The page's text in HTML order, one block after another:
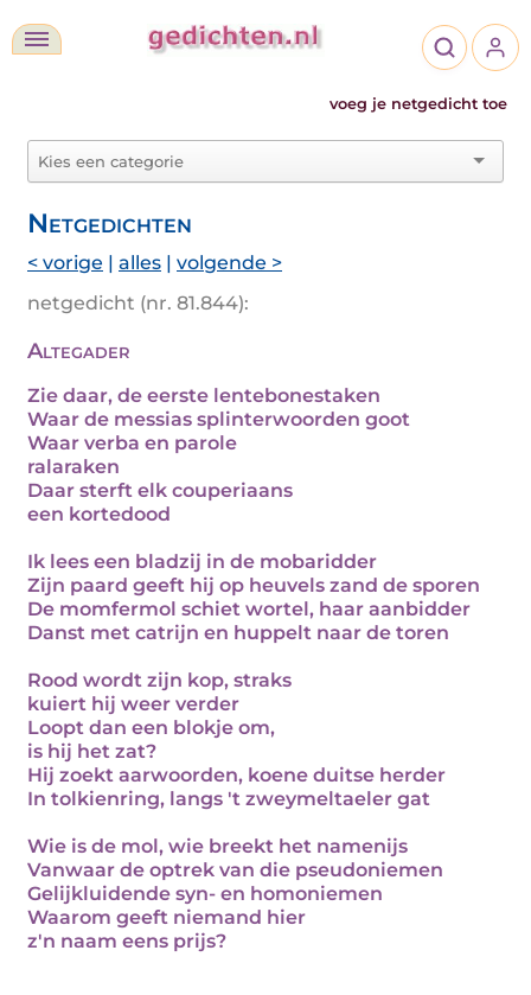
voeg je netgedicht toe
Netgedichten
< vorige | alles | volgende >
netgedicht (nr. 81.844):
Altegader
Zie daar, de eerste lentebonestaken
Waar de messias splinterwoorden goot
Waar verba en parole
ralaraken
Daar sterft elk couperiaans
een kortedood
Ik lees een bladzij in de mobaridder
Zijn paard geeft hij op heuvels zand de sporen
De momfermol schiet wortel, haar aanbidder
Danst met catrijn en huppelt naar de toren
Rood wordt zijn kop, straks
kuiert hij weer verder
Loopt dan een blokje om,
is hij het zat?
Hij zoekt aarwoorden, koene duitse herder
In tolkienring, langs 't zweymeltaeler gat
Wie is de mol, wie breekt het namenijs
Vanwaar de optrek van die pseudoniemen
Gelijkluidende syn- en homoniemen
Waarom geeft niemand hier
z'n naam eens prijs?